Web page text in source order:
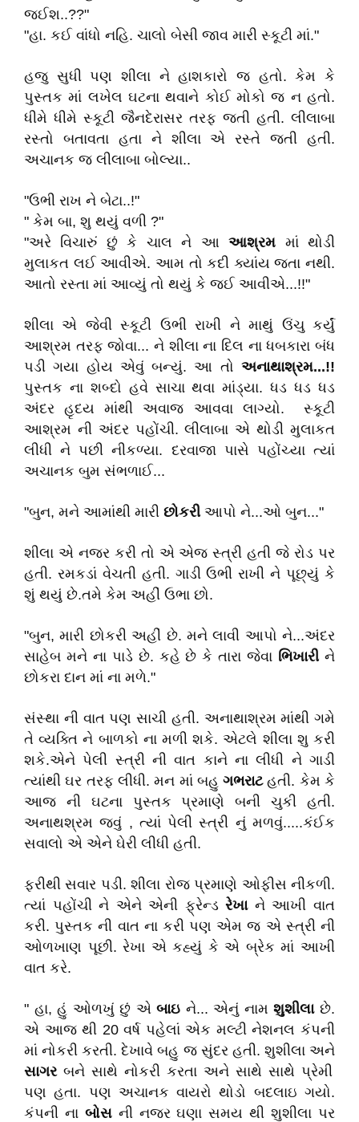
જઈશ..??"
"હા. કઈ વાંધો નહિ. ચાલો બેસી જાવ મારી સ્કૂટી માં."
હજુ સુધી પણ શીલા ને હાશકારો જ હતો. કેમ કે
પુસ્તક માં લખેલ ઘટના થવાને કોઈ મોકો જ ન હતો.
ધીમે ધીમે સ્કૂટી જૈનદેરાસર તરફ જતી હતી. લીલાબા
રસ્તો બતાવતા હતા ને શીલા એ રસ્તે જતી હતી.
અચાનક જ લીલાબા બોલ્યા..
"ઉભી રાખ ને બેટા..!"
" કેમ બા, શુ થયું વળી ?"
"અરે વિચારું છું કે ચાલ ને આ આશ્રમ માં થોડી
મુલાકત લઈ આવીએ. આમ તો કદી ક્યાંય જતા નથી.
આતો રસ્તા માં આવ્યું તો થયું કે જઈ આવીએ...!!"
શીલા એ જેવી સ્કૂટી ઉભી રાખી ને માથું ઉંચુ કર્યું
આશ્રમ તરફ જોવા... ને શીલા ના દિલ ના ધબકારા બંધ
પડી ગયા હોય એવું બન્યું. આ તો અનાથાશ્રમ...!!
પુસ્તક ના શબ્દો હવે સાચા થવા માંડ્યા. ધડ ધડ ધડ
અંદર હૃદય માંથી અવાજ આવવા લાગ્યો. સ્કૂટી
આશ્રમ ની અંદર પહોંચી. લીલાબા એ થોડી મુલાકત
લીધી ને પછી નીકળ્યા. દરવાજા પાસે પહોંચ્યા ત્યાં
અચાનક બુમ સંભળાઈ...
"બુન, મને આમાંથી મારી છોકરી આપો ને...ઓ બુન..."
શીલા એ નજર કરી તો એ એજ સ્ત્રી હતી જે રોડ પર
હતી. રમકડાં વેચતી હતી. ગાડી ઉભી રાખી ને પૂછ્યું કે
શું થયું છે.તમે કેમ અહીં ઉભા છો.
"બુન, મારી છોકરી અહીં છે. મને લાવી આપો ને...અંદર
સાહેબ મને ના પાડે છે. કહે છે કે તારા જેવા ભિખારી ને
છોકરા દાન માં ના મળે."
સંસ્થા ની વાત પણ સાચી હતી. અનાથાશ્રમ માંથી ગમે
તે વ્યક્તિ ને બાળકો ના મળી શકે. એટલે શીલા શુ કરી
શકે.એને પેલી સ્ત્રી ની વાત કાને ના લીધી ને ગાડી
ત્યાંથી ઘર તરફ લીધી. મન માં બહુ ગભરાટહતી. કેમ કે
આજ ની ઘટના પુસ્તક પ્રમાણે બની ચુકી હતી.
અનાથશ્રમ જવું , ત્યાં પેલી સ્ત્રી નું મળવું.....કંઈક
સવાલો એ એને ઘેરી લીધી હતી.
ફરીથી સવાર પડી. શીલા રોજ પ્રમાણે ઓફીસ નીકળી.
ત્યાં પહોંચી ને એને એની ફ્રેન્ડ રેખાને આખી વાત
કરી. પુસ્તક ની વાત ના કરી પણ એમ જ એ સ્ત્રી ની
ઓળખાણ પૂછી. રેખા એ કહ્યું કે એ બ્રેક માં આખી
વાત કરે.
" હા, હું ઓળખું છું એબાઇ ને... એનું નામ શુશીલાછે.
એ આજ થી 20 વર્ષ પહેલાં એક મલ્ટી નેશનલ કંપની
માં નોકરી કરતી. દેખાવે બહુ જ સુંદર હતી. શુશીલા અને
સાગરબને સાથે નોકરી કરતા અને સાથે સાથે પ્રેમી
પણ હતા. પણ અચાનક વાયરો થોડો બદલાઇ ગયો.
કંપની નાબોસની નજર ઘણા સમય થી શુશીલા પર